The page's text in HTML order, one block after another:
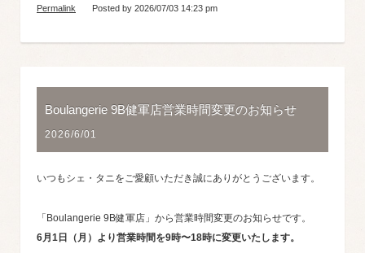
Permalink
Posted by 2026/07/03 14:23 pm
Boulangerie 9B健軍店営業時間変更のお知らせ
2026/6/01
いつもシェ・タニをご愛顧いただき誠にありがとうございます。
「Boulangerie 9B健軍店」から営業時間変更のお知らせです。
6月1日（月）より営業時間を9時〜18時に変更いたします。